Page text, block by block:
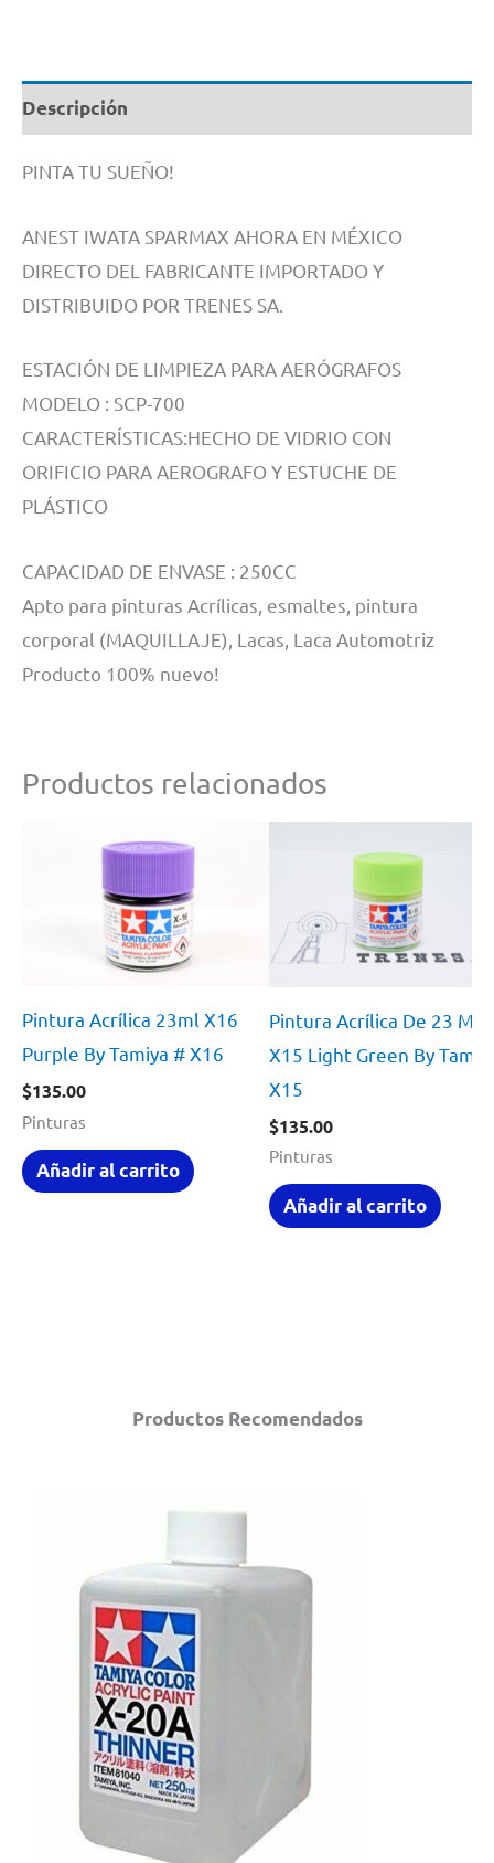
Productos Recomendados
Scp700
cantidad
Descripción
PINTA TU SUEÑO!
ANEST IWATA SPARMAX AHORA EN MÉXICO
DIRECTO DEL FABRICANTE IMPORTADO Y
DISTRIBUIDO POR TRENES SA.
ESTACIÓN DE LIMPIEZA PARA AERÓGRAFOS
MODELO : SCP-700
CARACTERÍSTICAS:HECHO DE VIDRIO CON
ORIFICIO PARA AEROGRAFO Y ESTUCHE DE
PLÁSTICO
CAPACIDAD DE ENVASE : 250CC
Apto para pinturas Acrílicas, esmaltes, pintura
corporal (MAQUILLAJE), Lacas, Laca Automotriz
Producto 100% nuevo!
Productos relacionados
Pintura Acrílica 23ml X16
Purple By Tamiya # X16
$135.00
Pinturas
Añadir al carrito
Pintura Acrílica De 23 Ml
X15 Light Green By
X15
$135.00
Pinturas
Añadir al carrito